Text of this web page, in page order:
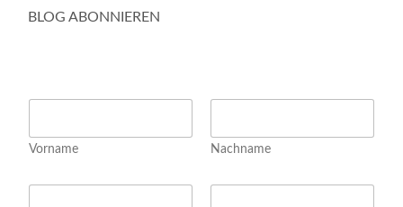
BLOG ABONNIEREN
i
N
m
e
Vorname Nachname
E